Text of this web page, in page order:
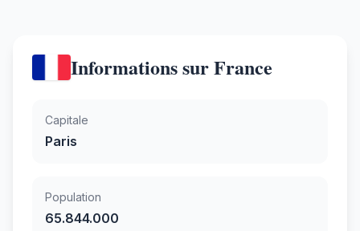
Informations sur France
Capitale
Paris
Population
65.844.000